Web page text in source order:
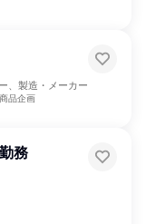
、製造・メーカー
品企画
務